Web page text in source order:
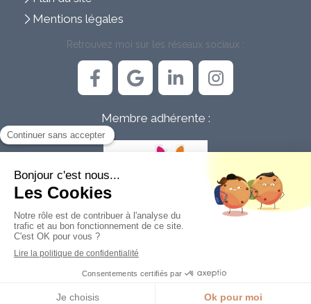
Mentions légales
Retrouvez moi sur les réseaux sociaux :
Membre adhérente :
Création et référencement du site par Simplébo
Ce site est parrainé par la
Chambre Syndicale de la Sophrologie